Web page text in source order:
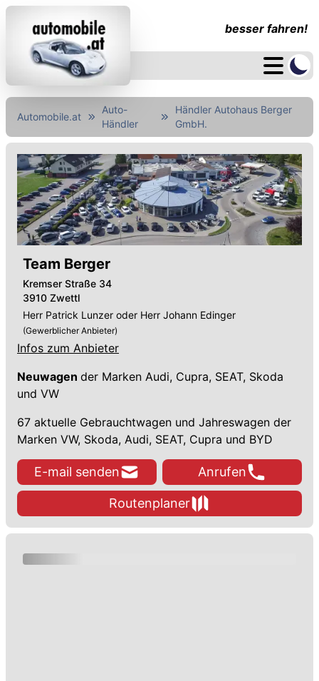
besser fahren!
Automobile.at
Auto-
Händler
Händler Autohaus Berger
GmbH.
Team Berger
Kremser Straße 34
3910 Zwettl
Herr Patrick Lunzer oder Herr Johann Edinger
(Gewerblicher Anbieter)
Infos zum Anbieter
Neuwagen der Marken Audi, Cupra, SEAT, Skoda
und VW
67 aktuelle Gebrauchtwagen und Jahreswagen der
Marken VW, Skoda, Audi, SEAT, Cupra und BYD
E-mail senden Anrufen
Routenplaner